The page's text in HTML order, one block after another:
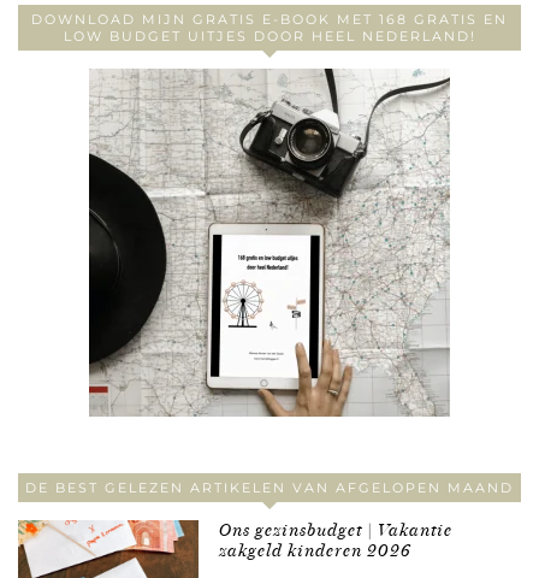
DOWNLOAD MIJN GRATIS E-BOOK MET 168 GRATIS EN
LOW BUDGET UITJES DOOR HEEL NEDERLAND!
DE BEST GELEZEN ARTIKELEN VAN AFGELOPEN MAAND
Ons gezinsbudget | Vakantie
zakgeld kinderen 2026